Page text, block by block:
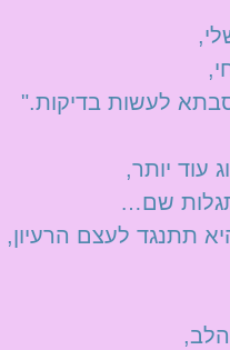
לעשות בדיקות."
עוד יותר,
שם…
תתנגד לעצם הרעיון,